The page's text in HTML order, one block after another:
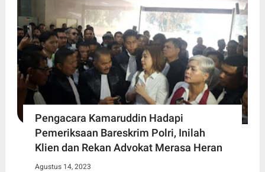
Pengacara Kamaruddin Hadapi
Pemeriksaan Bareskrim Polri, Inilah
Klien dan Rekan Advokat Merasa Heran
Agustus 14, 2023